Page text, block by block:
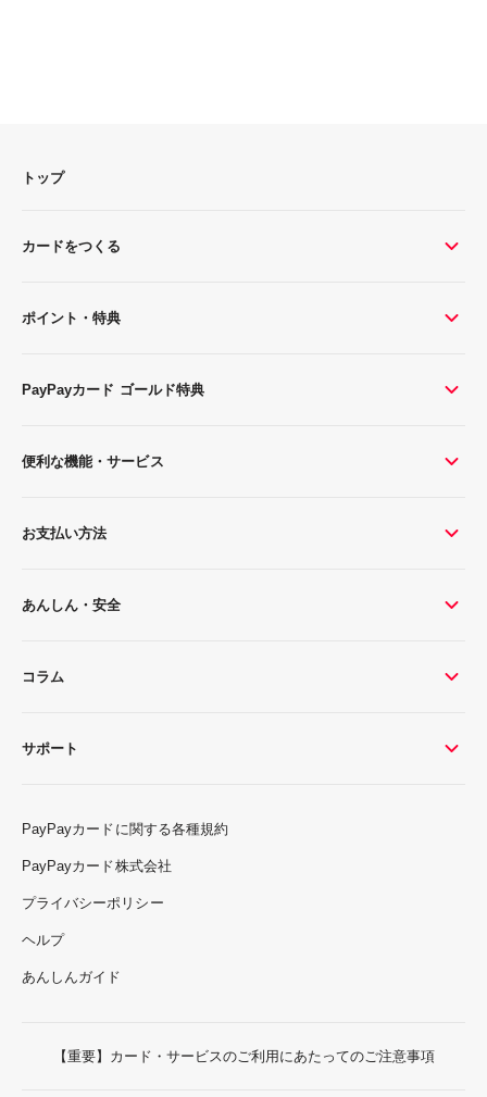
トップ
カードをつくる
ポイント・特典
PayPayカード ゴールド特典
便利な機能・サービス
お支払い方法
あんしん・安全
コラム
サポート
PayPayカードに関する各種規約
PayPayカード株式会社
プライバシーポリシー
ヘルプ
あんしんガイド
【重要】カード・サービスのご利用にあたってのご注意事項